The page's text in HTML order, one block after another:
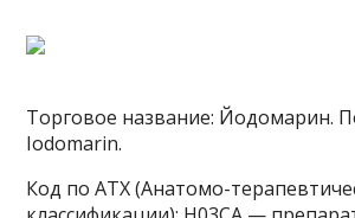
Торговое название: Йодомарин.
Iodomarin.
Код по АТХ (Анатомо-